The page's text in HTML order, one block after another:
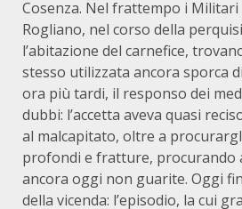
Cosenza. Nel frattempo i Militari
Rogliano, nel corso della
l’abitazione del carnefice,
stesso utilizzata ancora sporca
ora più tardi, il responso dei
dubbi: l’accetta aveva quasi
al malcapitato, oltre a
profondi e fratture, procurando
ancora oggi non guarite. Oggi
della vicenda: l’episodio, la cui